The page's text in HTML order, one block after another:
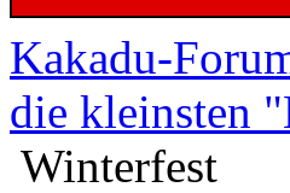
Kakadu-
die kleinsten
Winterfest